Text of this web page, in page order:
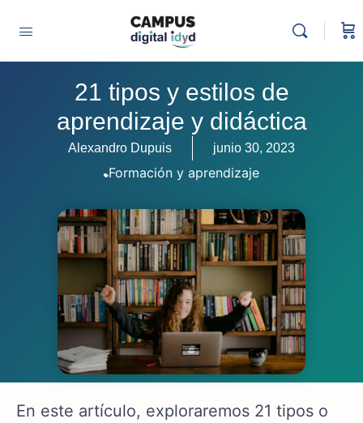
21 tipos y estilos de
aprendizaje y didáctica
Alexandro Dupuis junio 30, 2023
Formación y aprendizaje
En este artículo, exploraremos 21 tipos o